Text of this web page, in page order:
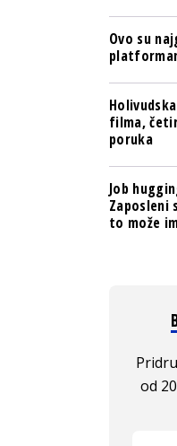
Ovo su
filma,
poruka
Job
Zaposleni
to može
od